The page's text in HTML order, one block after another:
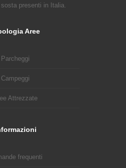
presenti in Italia.
Aree
Parcheggi
Campeggi
Attrezzate
frequenti